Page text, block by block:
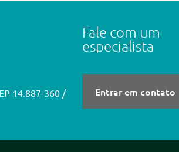
14.887-360 /
Fale com um
especialista
Entrar em contato